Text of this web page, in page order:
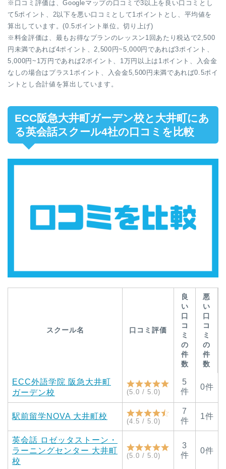
※口コミ評価は、Googleマップの口コミで3以上を良い口コミとし
て5ポイント、2以下を悪い口コミとして1ポイントとし、平均値を
算出しています。(0.5ポイント単位。切り上げ)
※料金評価は、最もお得なプランのレッスン1回あたり税込で2,500
円未満であれば4ポイント、2,500円~5,000円であれば3ポイント、
5,000円~1万円であれば2ポイント、1万円以上は1ポイント、入会金
なしの場合はプラス1ポイント、入会金5,500円未満であれば0.5ポイ
ントとし合計値を算出しています。
ECC阪急大井町ガーデン校と大井町にあ
る英会話スクール4社の口コミを比較
スクール名 口コミ評価
良
い
口
コ
ミ
の
件
数
悪
い
口
コ
ミ
の
件
数
ECC外語学院 阪急大井町
ガーデン校
(5.0 / 5.0)
5
件
0件
駅前留学NOVA 大井町校
(4.5 / 5.0)
7
件
1件
英会話 ロゼッタストーン・
ラーニングセンター 大井町
校
(5.0 / 5.0)
3
件
0件